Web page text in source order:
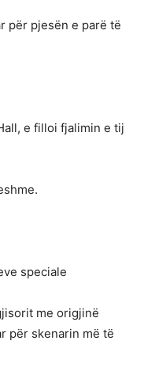
për pjesën e parë të
e filloi fjalimin e tij
speciale
me origjinë
për skenarin më të